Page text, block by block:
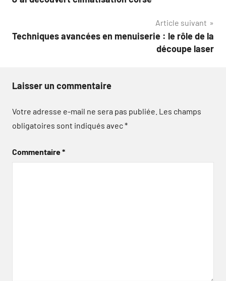
de
Article suivant
Techniques avancées en menuiserie : le rôle de la
découpe laser
Laisser un commentaire
Votre adresse e-mail ne sera pas publiée. Les champs
obligatoires sont indiqués avec*
Commentaire*